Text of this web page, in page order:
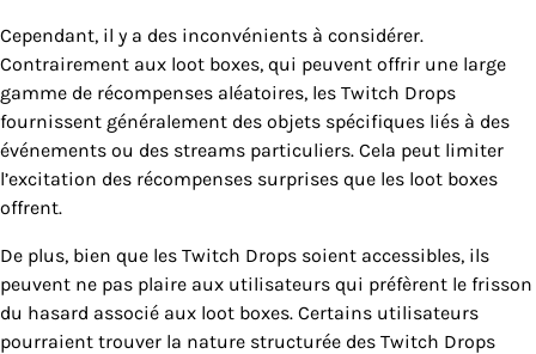
Cependant, il y a des inconvénients à considérer.
Contrairement aux loot boxes, qui peuvent offrir une large
gamme de récompenses aléatoires, les Twitch Drops
fournissent généralement des objets spécifiques liés à des
événements ou des streams particuliers. Cela peut limiter
l’excitation des récompenses surprises que les loot boxes
offrent.
De plus, bien que les Twitch Drops soient accessibles, ils
peuvent ne pas plaire aux utilisateurs qui préfèrent le frisson
du hasard associé aux loot boxes. Certains utilisateurs
pourraient trouver la nature structurée des Twitch Drops